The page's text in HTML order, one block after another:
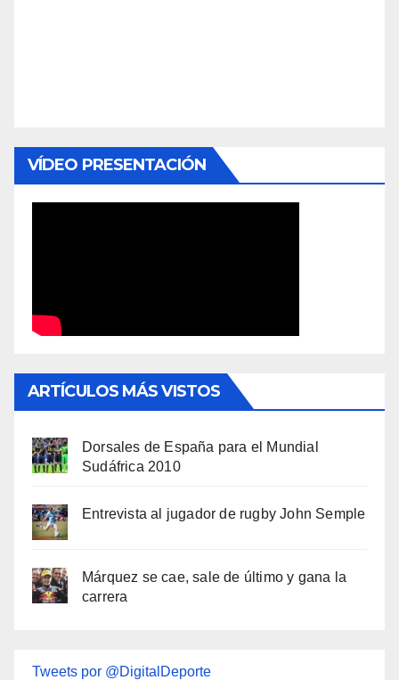
VÍDEO PRESENTACIÓN
ARTÍCULOS MÁS VISTOS
Dorsales de España para el Mundial
Sudáfrica 2010
Entrevista al jugador de rugby John Semple
Márquez se cae, sale de último y gana la
carrera
Tweets por @DigitalDeporte